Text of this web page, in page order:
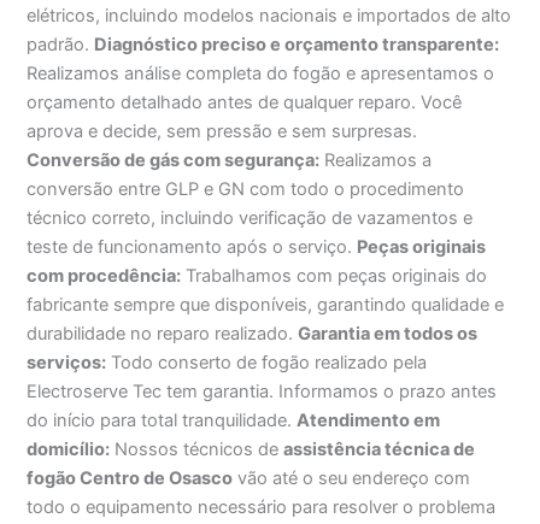
elétricos, incluindo modelos nacionais e importados de alto
padrão. Diagnóstico preciso e orçamento transparente:
Realizamos análise completa do fogão e apresentamos o
orçamento detalhado antes de qualquer reparo. Você
aprova e decide, sem pressão e sem surpresas.
Conversão de gás com segurança: Realizamos a
conversão entre GLP e GN com todo o procedimento
técnico correto, incluindo verificação de vazamentos e
teste de funcionamento após o serviço. Peças originais
com procedência: Trabalhamos com peças originais do
fabricante sempre que disponíveis, garantindo qualidade e
durabilidade no reparo realizado.Garantia em todos os
serviços: Todo conserto de fogão realizado pela
Electroserve Tec tem garantia. Informamos o prazo antes
do início para total tranquilidade.Atendimento em
domicílio: Nossos técnicos deassistência técnica de
fogão Centro de Osasco vão até o seu endereço com
todo o equipamento necessário para resolver o problema